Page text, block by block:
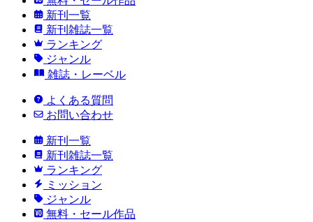
新刊一覧
新刊雑誌一覧
ランキング
ジャンル
雑誌・レーベル
よくある質問
お問い合わせ
新刊一覧
新刊雑誌一覧
ランキング
ミッション
ジャンル
無料・セール作品